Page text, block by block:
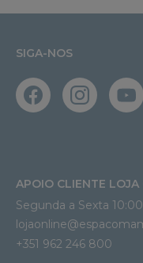
SIGA-NOS
APOIO CLIENTE LOJA
Segunda a Sexta 10:00
+351 962 246 800